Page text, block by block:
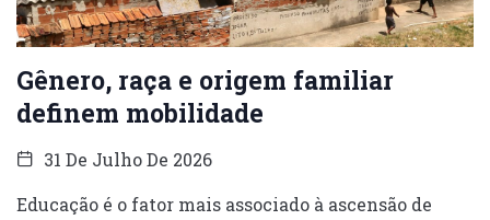
Gênero, raça e origem familiar
definem mobilidade
31 De Julho De 2026
Educação é o fator mais associado à ascensão de